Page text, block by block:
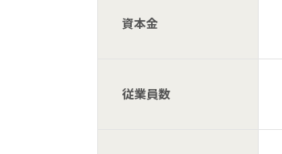
資本金
従業員数